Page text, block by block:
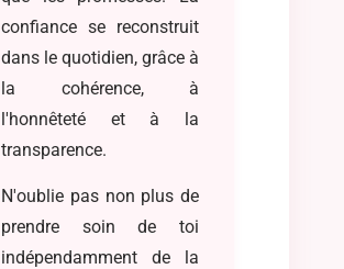
confiance se reconstruit
dans le quotidien, grâce à
la cohérence, à
l'honnêteté et à la
transparence.
N'oublie pas non plus de
prendre soin de toi
indépendamment de la